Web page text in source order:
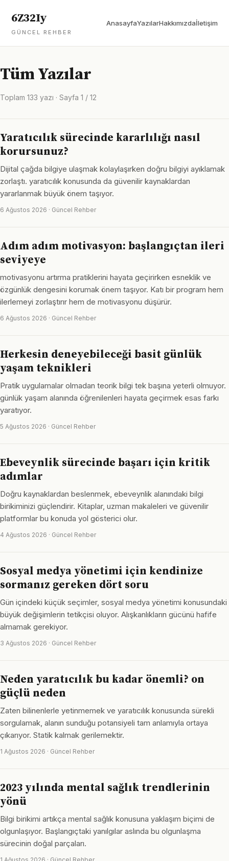
6Z32Iy
GÜNCEL REHBER
AnasayfaYazılarHakkımızdaİletişim
Tüm Yazılar
Toplam 133 yazı · Sayfa 1 / 12
Yaratıcılık sürecinde kararlılığı nasıl
korursunuz?
Dijital çağda bilgiye ulaşmak kolaylaşırken doğru bilgiyi ayıklamak
zorlaştı. yaratıcılık konusunda da güvenilir kaynaklardan
yararlanmak büyük önem taşıyor.
6 Ağustos 2026 · Güncel Rehber
Adım adım motivasyon: başlangıçtan ileri
seviyeye
motivasyonu artırma pratiklerini hayata geçirirken esneklik ve
özgünlük dengesini korumak önem taşıyor. Katı bir program hem
ilerlemeyi zorlaştırır hem de motivasyonu düşürür.
6 Ağustos 2026 · Güncel Rehber
Herkesin deneyebileceği basit günlük
yaşam teknikleri
Pratik uygulamalar olmadan teorik bilgi tek başına yeterli olmuyor.
günlük yaşam alanında öğrenilenleri hayata geçirmek esas farkı
yaratıyor.
5 Ağustos 2026 · Güncel Rehber
Ebeveynlik sürecinde başarı için kritik
adımlar
Doğru kaynaklardan beslenmek, ebeveynlik alanındaki bilgi
birikiminizi güçlendirir. Kitaplar, uzman makaleleri ve güvenilir
platformlar bu konuda yol gösterici olur.
4 Ağustos 2026 · Güncel Rehber
Sosyal medya yönetimi için kendinize
sormanız gereken dört soru
Gün içindeki küçük seçimler, sosyal medya yönetimi konusundaki
büyük değişimlerin tetikçisi oluyor. Alışkanlıkların gücünü hafife
almamak gerekiyor.
3 Ağustos 2026 · Güncel Rehber
Neden yaratıcılık bu kadar önemli? on
güçlü neden
Zaten bilinenlerle yetinmemek ve yaratıcılık konusunda sürekli
sorgulamak, alanın sunduğu potansiyeli tam anlamıyla ortaya
çıkarıyor. Statik kalmak gerilemektir.
1 Ağustos 2026 · Güncel Rehber
2023 yılında mental sağlık trendlerinin
yönü
Bilgi birikimi artıkça mental sağlık konusuna yaklaşım biçimi de
olgunlaşıyor. Başlangıçtaki yanılgılar aslında bu olgunlaşma
sürecinin doğal parçaları.